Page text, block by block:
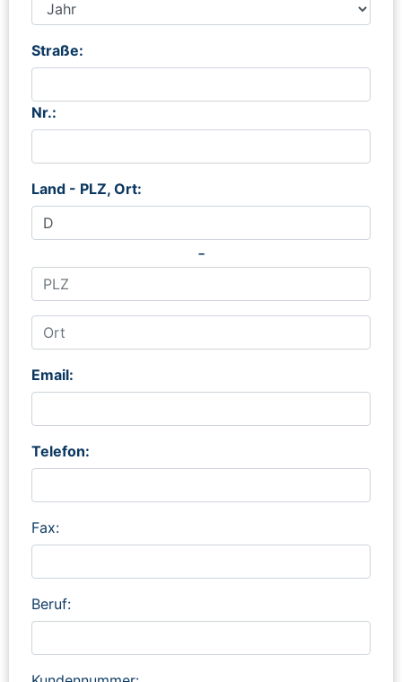
Straße:
Nr.:
Land - PLZ, Ort:
-
Email:
Telefon:
Fax:
Beruf: